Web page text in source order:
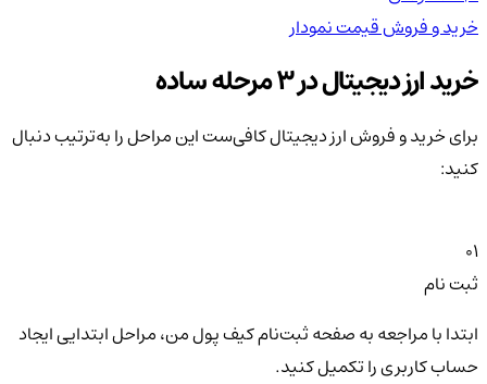
خرید و فروشقیمتنمودار
خرید ارز دیجیتال در 3 مرحله ساده
برای خرید و فروش ارز دیجیتال کافی‌ست این مراحل را به‌ترتیب دنبال
کنید:
01
ثبت نام
ابتدا با مراجعه به صفحه ثبت‌نام کیف‌ پول من، مراحل ابتدایی ایجاد
حساب کاربری را تکمیل کنید.